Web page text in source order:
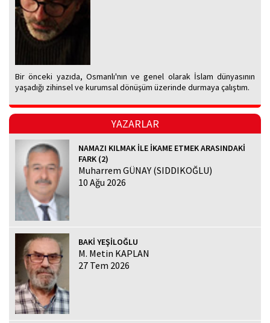
Bir önceki yazıda, Osmanlı'nın ve genel olarak İslam dünyasının
yaşadığı zihinsel ve kurumsal dönüşüm üzerinde durmaya çalıştım.
YAZARLAR
NAMAZI KILMAK İLE İKAME ETMEK ARASINDAKİ
FARK (2)
Muharrem GÜNAY (SIDDIKOĞLU)
10 Ağu 2026
BAKİ YEŞİLOĞLU
M. Metin KAPLAN
27 Tem 2026